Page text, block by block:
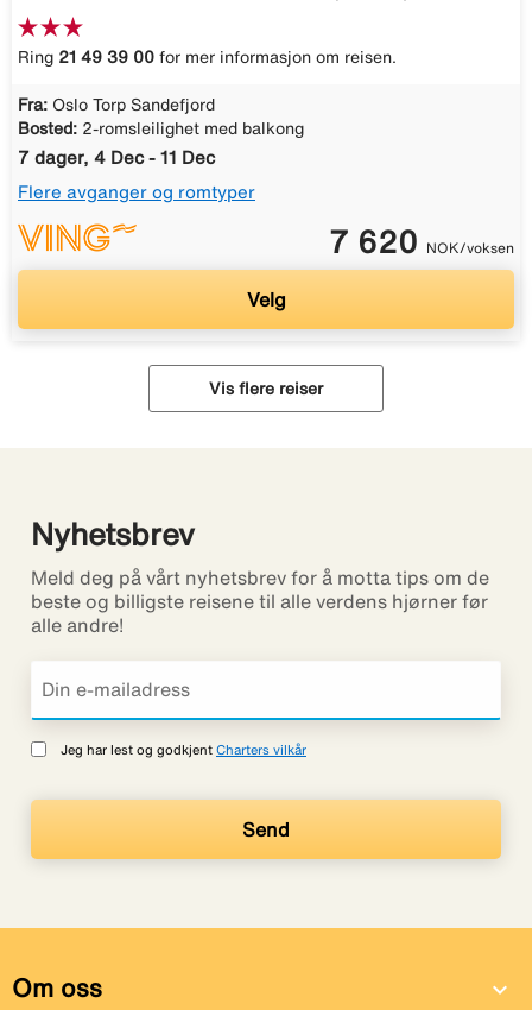
Ring 21 49 39 00 for mer informasjon om reisen.
Fra: Oslo Torp Sandefjord
Bosted: 2-romsleilighet med balkong
7 dager, 4 Dec - 11 Dec
Flere avganger og romtyper
7 620 NOK/voksen
Velg
Vis flere reiser
Nyhetsbrev
Meld deg på vårt nyhetsbrev for å motta tips om de
beste og billigste reisene til alle verdens hjørner før
alle andre!
Jeg har lest og godkjent Charters vilkår
Om oss expand_more